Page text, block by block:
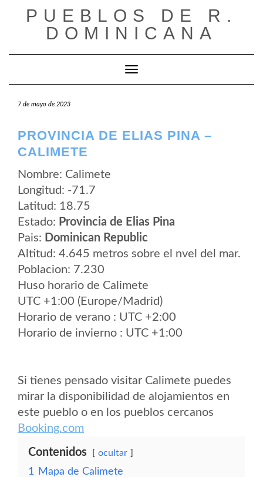
PUEBLOS DE R.
DOMINICANA
Cambiar modo de navegación
7 de mayo de 2023
PROVINCIA DE ELIAS PINA –
CALIMETE
Nombre: Calimete
Longitud: -71.7
Latitud: 18.75
Estado: Provincia de Elias Pina
Pais: Dominican Republic
Altitud: 4.645 metros sobre el nvel del mar.
Poblacion: 7.230
Huso horario de Calimete
UTC +1:00 (Europe/Madrid)
Horario de verano : UTC +2:00
Horario de invierno : UTC +1:00
Si tienes pensado visitar Calimete puedes
mirar la disponibilidad de alojamientos en
este pueblo o en los pueblos cercanos
Booking.com
Contenidos ocultar
1
Mapa de Calimete